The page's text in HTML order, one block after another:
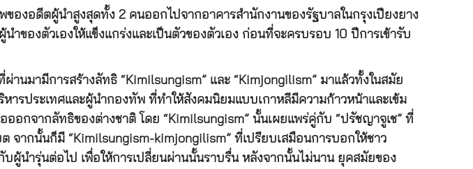
องอดีตผู้นำสูงสุดทั้ง 2 คนออกไปจากอาคารสำนักงานของรัฐบาลในกรุงเปียงยาง
ของตัวเองให้แข็งแกร่งและเป็นตัวของตัวเอง ก่อนที่จะครบรอบ 10 ปีการเข้ารับ
นมามีการสร้างลัทธิ “Kimilsungism” และ “Kimjongilism” มาแล้วทั้งในสมัย
รประเทศและผู้นำกองทัพ ที่ทำให้สังคมนิยมแบบเกาหลีมีความก้าวหน้าและเข้ม
อกจากลัทธิของต่างชาติ โดย “Kimilsungism” นั้นเผยแพร่คู่กับ “ปรัชญาจูเช” ที่
จากนั้นก็มี “Kimilsungism-kimjongilism” ที่เปรียบเสมือนการบอกให้ชาว
ผู้นำรุ่นต่อไป เพื่อให้การเปลี่ยนผ่านนั้นราบรื่น หลังจากนั้นไม่นาน ยุคสมัยของ